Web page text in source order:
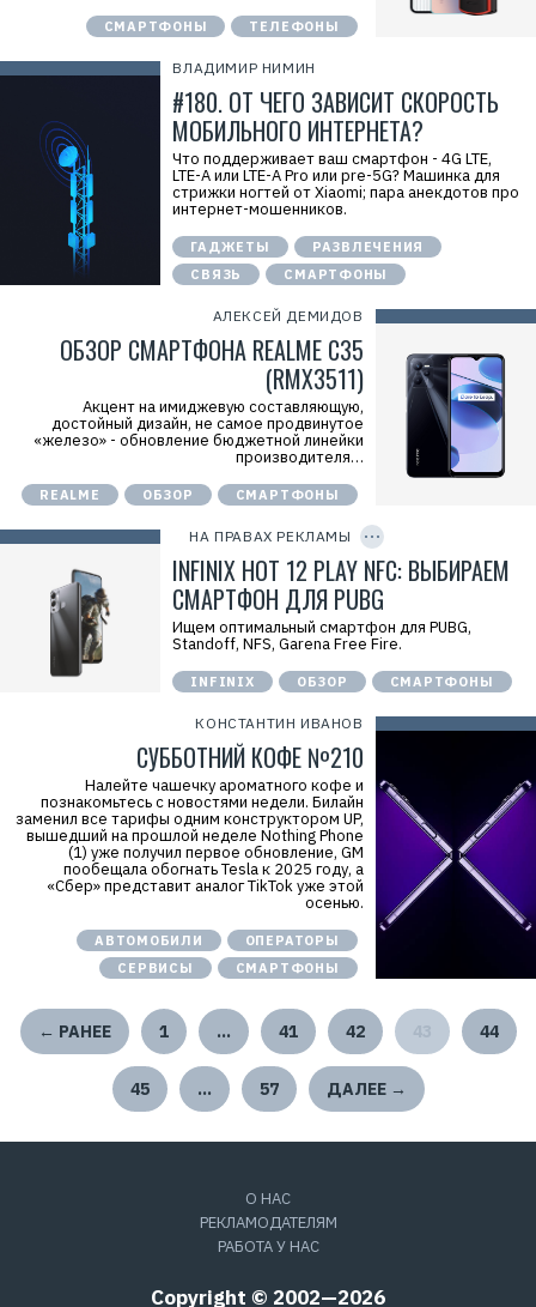
СМАРТФОНЫ ТЕЛЕФОНЫ
ВЛАДИМИР НИМИН
#180. ОТ ЧЕГО ЗАВИСИТ СКОРОСТЬ
МОБИЛЬНОГО ИНТЕРНЕТА?
Что поддерживает ваш смартфон - 4G LTE,
LTE-A или LTE-A Pro или pre-5G? Машинка для
стрижки ногтей от Xiaomi; пара анекдотов про
интернет-мошенников.
ГАДЖЕТЫ
РАЗВЛЕЧЕНИЯ
СВЯЗЬ
СМАРТФОНЫ
АЛЕКСЕЙ ДЕМИДОВ
ОБЗОР СМАРТФОНА REALME C35
(RMX3511)
Акцент на имиджевую составляющую,
достойный дизайн, не самое продвинутое
«железо» - обновление бюджетной линейки
производителя…
REALME ОБЗОР СМАРТФОНЫ
НА ПРАВАХ РЕКЛАМЫ
а
E
r
d
=
Y
I
D
INFINIX HOT 12 PLAY NFC: ВЫБИРАЕМ
СМАРТФОН ДЛЯ PUBG
Ищем оптимальный смартфон для PUBG,
Standoff, NFS, Garena Free Fire.
INFINIX ОБЗОР СМАРТФОНЫ
КОНСТАНТИН ИВАНОВ
СУББОТНИЙ КОФЕ №210
Налейте чашечку ароматного кофе и
познакомьтесь с новостями недели. Билайн
заменил все тарифы одним конструктором UP,
вышедший на прошлой неделе Nothing Phone
(1) уже получил первое обновление, GM
пообещала обогнать Tesla к 2025 году, а
«Сбер» представит аналог TikTok уже этой
осенью.
АВТОМОБИЛИ
ОПЕРАТОРЫ
СЕРВИСЫ
СМАРТФОНЫ
← РАНЕЕ 1 … 41 42 44
45 … 57 ДАЛЕЕ →
О НАС
РЕКЛАМОДАТЕЛЯМ
РАБОТА У НАС
Copyright © 2002—2026